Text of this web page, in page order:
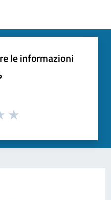
le informazioni